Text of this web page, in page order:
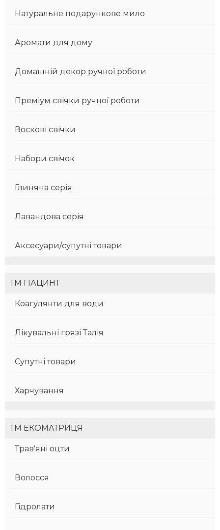
Натуральне подарункове мило
Аромати для дому
Домашній декор ручної роботи
Преміум свічки ручної роботи
Воскові свічки
Набори свічок
Глиняна серія
Лавандова серія
Аксесуари/супутні товари
ТМ ГІАЦИНТ
Коагулянти для води
Лікувальні грязі Талія
Супутні товари
Харчування
ТМ ЕКОМАТРИЦЯ
Трав'яні оцти
Волосся
Гідролати